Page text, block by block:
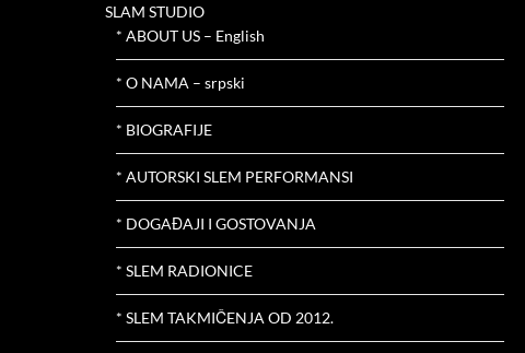
SLAM STUDIO
* ABOUT US – English
* O NAMA – srpski
* BIOGRAFIJE
* AUTORSKI SLEM PERFORMANSI
* DOGAĐAJI I GOSTOVANJA
* SLEM RADIONICE
* SLEM TAKMIČENJA OD 2012.